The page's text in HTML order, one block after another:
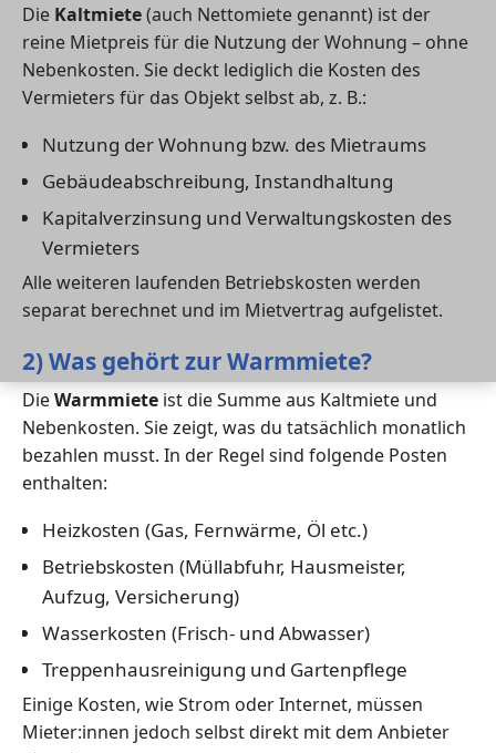
Die Kaltmiete(auch Nettomiete genannt) ist der
reine Mietpreis für die Nutzung der Wohnung – ohne
Nebenkosten. Sie deckt lediglich die Kosten des
Vermieters für das Objekt selbst ab, z. B.:
Nutzung der Wohnung bzw. des Mietraums
Gebäudeabschreibung, Instandhaltung
Kapitalverzinsung und Verwaltungskosten des
Vermieters
Alle weiteren laufenden Betriebskosten werden
separat berechnet und im Mietvertrag aufgelistet.
2) Was gehört zur Warmmiete?
DieWarmmiete ist die Summe aus Kaltmiete und
Nebenkosten. Sie zeigt, was du tatsächlich monatlich
bezahlen musst. In der Regel sind folgende Posten
enthalten:
Heizkosten (Gas, Fernwärme, Öl etc.)
Betriebskosten (Müllabfuhr, Hausmeister,
Aufzug, Versicherung)
Wasserkosten (Frisch- und Abwasser)
Treppenhausreinigung und Gartenpflege
Einige Kosten, wie Strom oder Internet, müssen
Mieter:innen jedoch selbst direkt mit dem Anbieter